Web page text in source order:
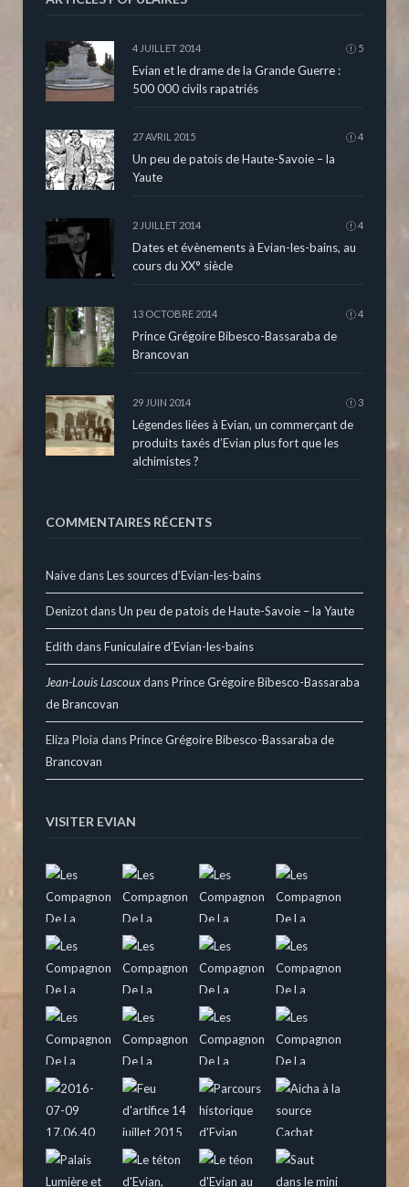
4 JUILLET 2014 5
Evian et le drame de la Grande Guerre :
500 000 civils rapatriés
27 AVRIL 2015 4
Un peu de patois de Haute-Savoie – la
Yaute
2 JUILLET 2014 4
Dates et évènements à Evian-les-bains, au
cours du XX° siècle
13 OCTOBRE 2014 4
Prince Grégoire Bibesco-Bassaraba de
Brancovan
29 JUIN 2014 3
Légendes liées à Evian, un commerçant de
produits taxés d’Evian plus fort que les
alchimistes ?
COMMENTAIRES RÉCENTS
NaivedansLes sources d’Evian-les-bains
DenizotdansUn peu de patois de Haute-Savoie – la Yaute
Edith dansFuniculaire d’Evian-les-bains
Jean-Louis LascouxdansPrince Grégoire Bibesco-Bassaraba
de Brancovan
Eliza Ploia dansPrince Grégoire Bibesco-Bassaraba de
Brancovan
VISITER EVIAN